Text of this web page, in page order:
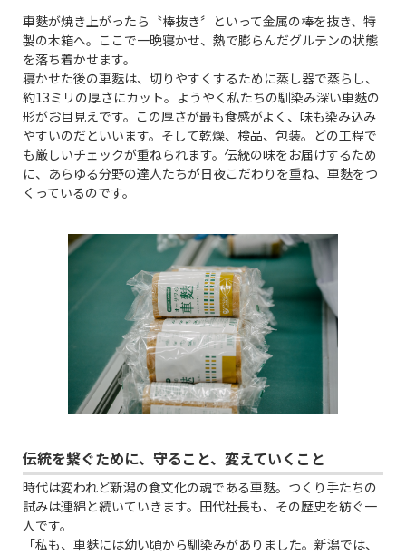
車麩が焼き上がったら〝棒抜き〞といって金属の棒を抜き、特
製の木箱へ。ここで一晩寝かせ、熱で膨らんだグルテンの状態
を落ち着かせます。
寝かせた後の車麩は、切りやすくするために蒸し器で蒸らし、
約13ミリの厚さにカット。ようやく私たちの馴染み深い車麩の
形がお目見えです。この厚さが最も食感がよく、味も染み込み
やすいのだといいます。そして乾燥、検品、包装。どの工程で
も厳しいチェックが重ねられます。伝統の味をお届けするため
に、あらゆる分野の達人たちが日夜こだわりを重ね、車麩をつ
くっているのです。
伝統を繋ぐために、守ること、変えていくこと
時代は変われど新潟の食文化の魂である車麩。つくり手たちの
試みは連綿と続いていきます。田代社長も、その歴史を紡ぐ一
人です。
「私も、車麩には幼い頃から馴染みがありました。新潟では、